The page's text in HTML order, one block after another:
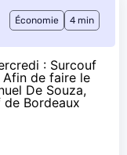
Économie 4 min
: Surcouf
Afin de faire le
De Souza,
Bordeaux